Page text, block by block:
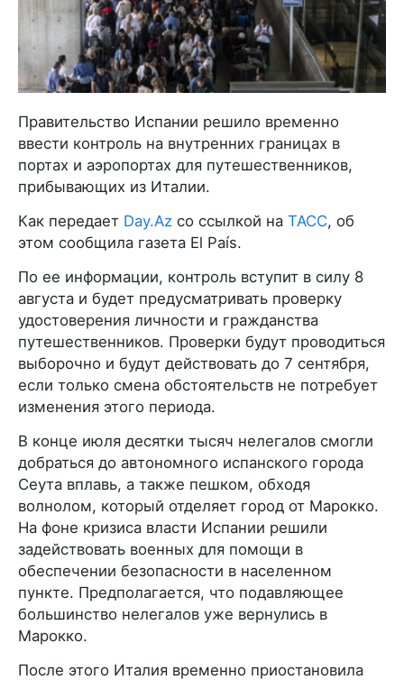
Правительство Испании решило временно
ввести контроль на внутренних границах в
портах и аэропортах для путешественников,
прибывающих из Италии.
Как передает Day.Az со ссылкой на ТАСС, об
этом сообщила газета El País.
По ее информации, контроль вступит в силу 8
августа и будет предусматривать проверку
удостоверения личности и гражданства
путешественников. Проверки будут проводиться
выборочно и будут действовать до 7 сентября,
если только смена обстоятельств не потребует
изменения этого периода.
В конце июля десятки тысяч нелегалов смогли
добраться до автономного испанского города
Сеута вплавь, а также пешком, обходя
волнолом, который отделяет город от Марокко.
На фоне кризиса власти Испании решили
задействовать военных для помощи в
обеспечении безопасности в населенном
пункте. Предполагается, что подавляющее
большинство нелегалов уже вернулись в
Марокко.
После этого Италия временно приостановила